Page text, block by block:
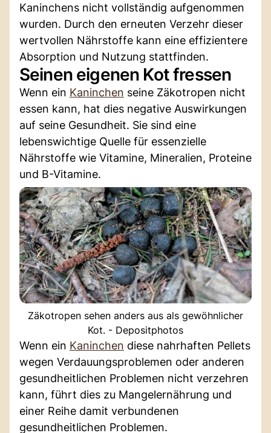
Kaninchens nicht vollständig aufgenommen
wurden. Durch den erneuten Verzehr dieser
wertvollen Nährstoffe kann eine effizientere
Absorption und Nutzung stattfinden.
Seinen eigenen Kot fressen
Wenn ein Kaninchen seine Zäkotropen nicht
essen kann, hat dies negative Auswirkungen
auf seine Gesundheit. Sie sind eine
lebenswichtige Quelle für essenzielle
Nährstoffe wie Vitamine, Mineralien, Proteine
und B-Vitamine.
Zäkotropen sehen anders aus als gewöhnlicher
Kot. - Depositphotos
Wenn ein Kaninchen diese nahrhaften Pellets
wegen Verdauungsproblemen oder anderen
gesundheitlichen Problemen nicht verzehren
kann, führt dies zu Mangelernährung und
einer Reihe damit verbundenen
gesundheitlichen Problemen.